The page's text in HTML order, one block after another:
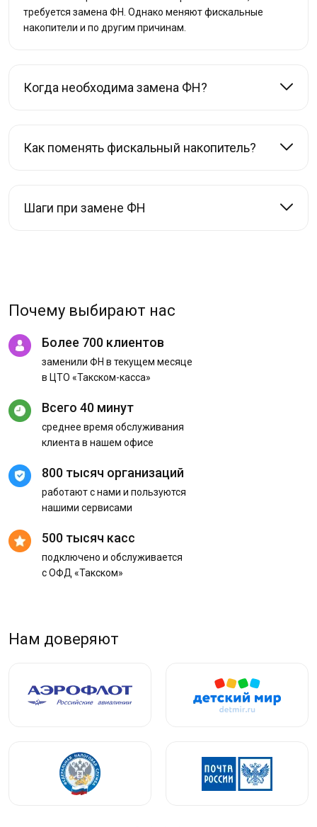
требуется замена ФН. Однако меняют фискальные
накопители и по другим причинам.
Когда необходима замена ФН?
Как поменять фискальный накопитель?
Шаги при замене ФН
Почему выбирают нас
Более 700 клиентов
заменили ФН в текущем месяце
в ЦТО «Такском-касса»
Всего 40 минут
среднее время обслуживания
клиента в нашем офисе
800 тысяч организаций
работают с нами и пользуются
нашими сервисами
500 тысяч касс
подключено и обслуживается
с ОФД «Такском»
Нам доверяют